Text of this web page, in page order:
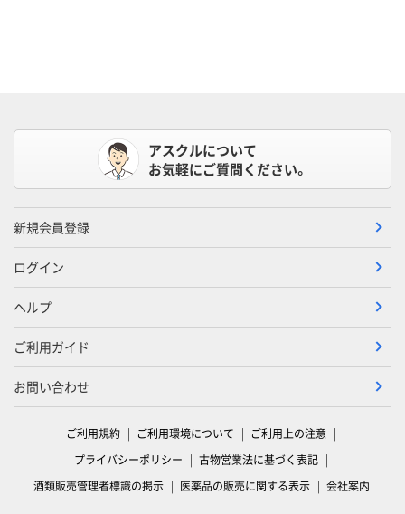
アスクルについて
お気軽にご質問ください。
新規会員登録
ログイン
ヘルプ
ご利用ガイド
お問い合わせ
ご利用規約 ご利用環境について
ご利用上の注意
プライバシーポリシー
古物営業法に基づく表記
酒類販売管理者標識の掲示
医薬品の販売に関する表示 会社案内